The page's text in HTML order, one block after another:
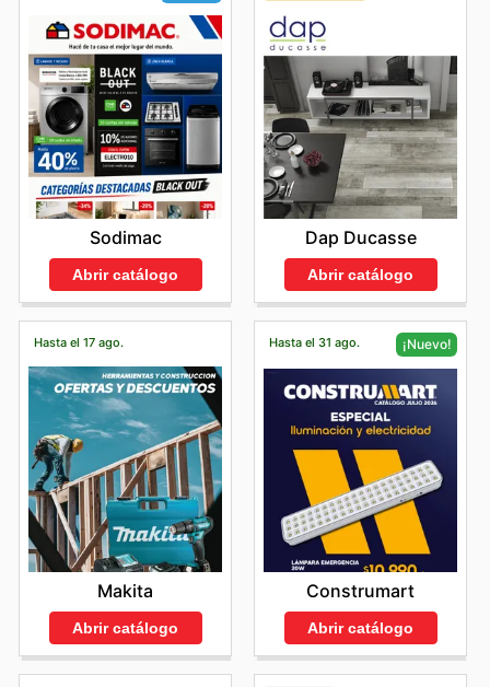
Sodimac
Abrir catálogo
Dap Ducasse
Abrir catálogo
Hasta el 17 ago.
Makita
Abrir catálogo
Hasta el 31 ago. ¡Nuevo!
Construmart
Abrir catálogo